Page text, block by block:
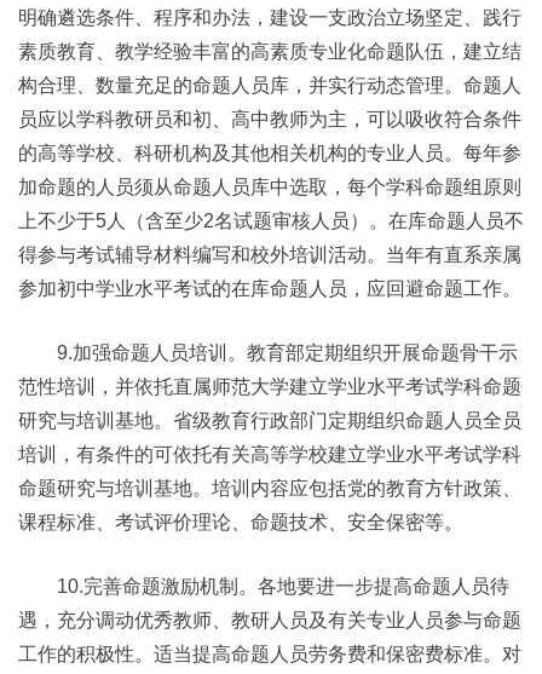
明确遴选条件、程序和办法，建设一支政治立场坚定、践行
素质教育、教学经验丰富的高素质专业化命题队伍，建立结
构合理、数量充足的命题人员库，并实行动态管理。命题人
员应以学科教研员和初、高中教师为主，可以吸收符合条件
的高等学校、科研机构及其他相关机构的专业人员。每年参
加命题的人员须从命题人员库中选取，每个学科命题组原则
上不少于5人（含至少2名试题审核人员）。在库命题人员不
得参与考试辅导材料编写和校外培训活动。当年有直系亲属
参加初中学业水平考试的在库命题人员，应回避命题工作。
9.加强命题人员培训。教育部定期组织开展命题骨干示
范性培训，并依托直属师范大学建立学业水平考试学科命题
研究与培训基地。省级教育行政部门定期组织命题人员全员
培训，有条件的可依托有关高等学校建立学业水平考试学科
命题研究与培训基地。培训内容应包括党的教育方针政策、
课程标准、考试评价理论、命题技术、安全保密等。
10.完善命题激励机制。各地要进一步提高命题人员待
遇，充分调动优秀教师、教研人员及有关专业人员参与命题
工作的积极性。适当提高命题人员劳务费和保密费标准。对